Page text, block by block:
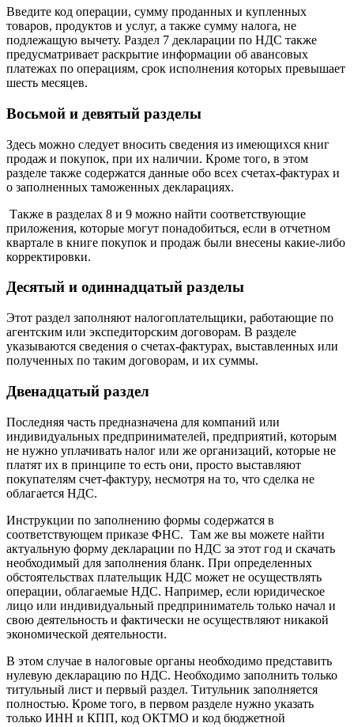
Введите код операции, сумму проданных и купленных
товаров, продуктов и услуг, а также сумму налога, не
подлежащую вычету. Раздел 7 декларации по НДС также
предусматривает раскрытие информации об авансовых
платежах по операциям, срок исполнения которых превышает
шесть месяцев.
Восьмой и девятый разделы
Здесь можно следует вносить сведения из имеющихся книг
продаж и покупок, при их наличии. Кроме того, в этом
разделе также содержатся данные обо всех счетах-фактурах и
о заполненных таможенных декларациях.
Также в разделах 8 и 9 можно найти соответствующие
приложения, которые могут понадобиться, если в отчетном
квартале в книге покупок и продаж были внесены какие-либо
корректировки.
Десятый и одиннадцатый разделы
Этот раздел заполняют налогоплательщики, работающие по
агентским или экспедиторским договорам. В разделе
указываются сведения о счетах-фактурах, выставленных или
полученных по таким договорам, и их суммы.
Двенадцатый раздел
Последняя часть предназначена для компаний или
индивидуальных предпринимателей, предприятий, которым
не нужно уплачивать налог или же организаций, которые не
платят их в принципе то есть они, просто выставляют
покупателям счет-фактуру, несмотря на то, что сделка не
облагается НДС.
Инструкции по заполнению формы содержатся в
соответствующем приказе ФНС. Там же вы можете найти
актуальную форму декларации по НДС за этот год и скачать
необходимый для заполнения бланк. При определенных
обстоятельствах плательщик НДС может не осуществлять
операции, облагаемые НДС. Например, если юридическое
лицо или индивидуальный предприниматель только начал и
свою деятельность и фактически не осуществляют никакой
экономической деятельности.
В этом случае в налоговые органы необходимо представить
нулевую декларацию по НДС. Необходимо заполнить только
титульный лист и первый раздел. Титульник заполняется
полностью. Кроме того, в первом разделе нужно указать
только ИНН и КПП, код ОКТМО и код бюджетной